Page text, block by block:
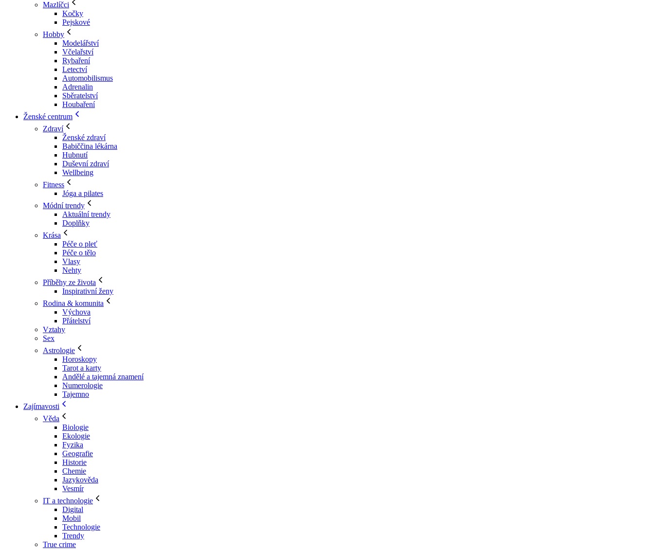
Mazlíčci
Kočky
Pejskové
Hobby
Modelářství
Včelařství
Rybaření
Letectví
Automobilismus
Adrenalin
Sběratelství
Houbaření
Ženské centrum
Zdraví
Ženské zdraví
Babiččina lékárna
Hubnutí
Duševní zdraví
Wellbeing
Fitness
Jóga a pilates
Módní trendy
Aktuální trendy
Doplňky
Krása
Péče o pleť
Péče o tělo
Vlasy
Nehty
Příběhy ze života
Inspirativní ženy
Rodina & komunita
Výchova
Přátelství
Vztahy
Sex
Astrologie
Horoskopy
Tarot a karty
Andělé a tajemná znamení
Numerologie
Tajemno
Zajímavosti
Věda
Biologie
Ekologie
Fyzika
Geografie
Historie
Chemie
Jazykověda
Vesmír
IT a technologie
Digital
Mobil
Technologie
Trendy
True crime